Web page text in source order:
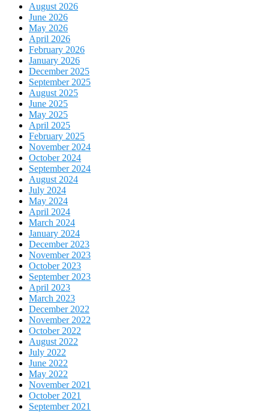
August 2026
June 2026
May 2026
April 2026
February 2026
January 2026
December 2025
September 2025
August 2025
June 2025
May 2025
April 2025
February 2025
November 2024
October 2024
September 2024
August 2024
July 2024
May 2024
April 2024
March 2024
January 2024
December 2023
November 2023
October 2023
September 2023
April 2023
March 2023
December 2022
November 2022
October 2022
August 2022
July 2022
June 2022
May 2022
November 2021
October 2021
September 2021